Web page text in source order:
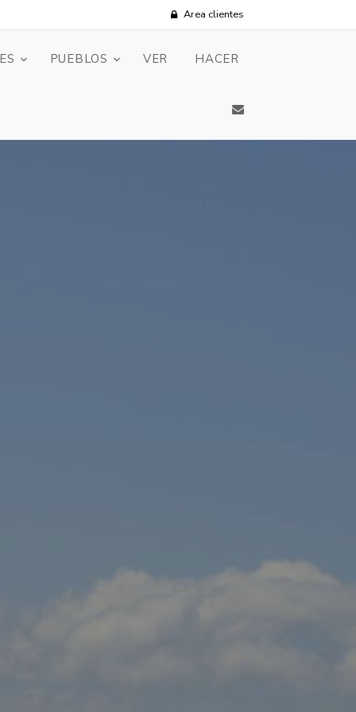
Area clientes
PUEBLOS VER HACER